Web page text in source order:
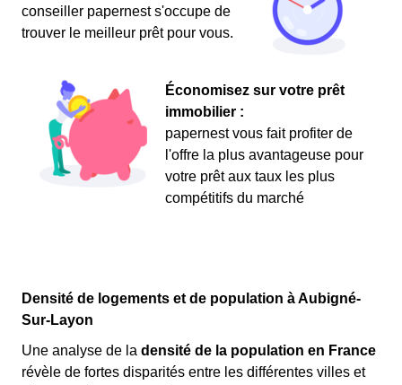
conseiller papernest s'occupe de
trouver le meilleur prêt pour vous.
Économisez sur votre prêt
immobilier :
papernest vous fait profiter de
l'offre la plus avantageuse pour
votre prêt aux taux les plus
compétitifs du marché
Densité de logements et de population à Aubigné-
Sur-Layon
Une analyse de la densité de la population en France
révèle de fortes disparités entre les différentes villes et